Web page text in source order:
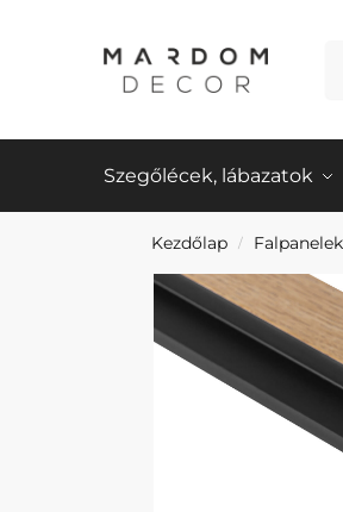
Szegőlécek, lábazatok
Kezdőlap / Falpanelek